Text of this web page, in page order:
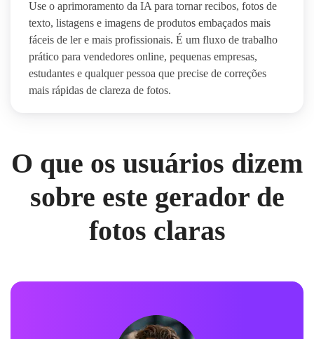
Use o aprimoramento da IA para tornar recibos, fotos de
texto, listagens e imagens de produtos embaçados mais
fáceis de ler e mais profissionais. É um fluxo de trabalho
prático para vendedores online, pequenas empresas,
estudantes e qualquer pessoa que precise de correções
mais rápidas de clareza de fotos.
O que os usuários dizem
sobre este gerador de
fotos claras